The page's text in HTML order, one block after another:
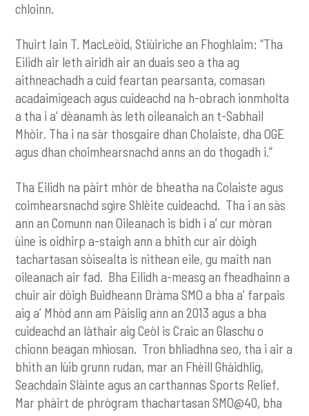
chloinn.
Thuirt Iain T. MacLeòid, Stiùiriche an Fhoghlaim: “Tha
Eilidh air leth airidh air an duais seo a tha ag
aithneachadh a cuid feartan pearsanta, comasan
acadaimigeach agus cuideachd na h-obrach ionmholta
a tha i a’ dèanamh às leth oileanaich an t-Sabhail
Mhòir. Tha i na sàr thosgaire dhan Cholaiste, dha OGE
agus dhan choimhearsnachd anns an do thogadh i.”
Tha Eilidh na pàirt mhòr de bheatha na Colaiste agus
coimhearsnachd sgìre Shlèite cuideachd. Tha i an sàs
ann an Comunn nan Oileanach is bidh i a’ cur mòran
ùine is oidhirp a-staigh ann a bhith cur air dòigh
tachartasan sòisealta is nithean eile, gu maith nan
oileanach air fad. Bha Eilidh a-measg an fheadhainn a
chuir air dòigh Buidheann Dràma SMO a bha a’ farpais
aig a’ Mhòd ann am Pàislig ann an 2013 agus a bha
cuideachd an làthair aig Ceòl is Craic an Glaschu o
chionn beagan mhìosan. Tron bhliadhna seo, tha i air a
bhith an lùib grunn rudan, mar an Fhèill Ghàidhlig,
Seachdain Slàinte agus an carthannas Sports Relief.
Mar phàirt de phrògram thachartasan SMO@40, bha